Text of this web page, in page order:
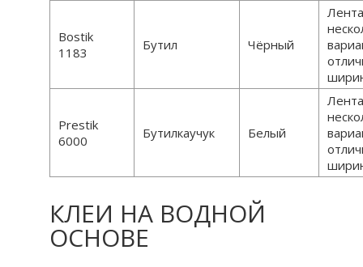
Bostik
1183
Бутил Чёрный
Prestik
6000
Бутилкаучук Белый
КЛЕИ НА ВОДНОЙ
ОСНОВЕ